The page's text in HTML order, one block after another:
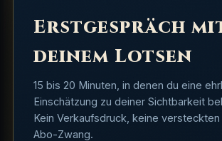
Erstgespräch
deinem Lotsen
15 bis 20 Minuten, in denen du eine
Einschätzung zu deiner Sichtbarkeit
Kein Verkaufsdruck, keine
Abo-Zwang.